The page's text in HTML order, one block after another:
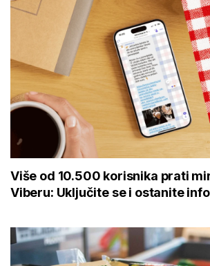
Više od 10.500 korisnika prati
Viberu: Uključite se i ostanite